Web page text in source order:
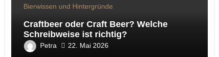
Bierwissen und Hintergründe
Craftbeer oder Craft Beer? Welche
Schreibweise ist richtig?
Petra 22. Mai 2026